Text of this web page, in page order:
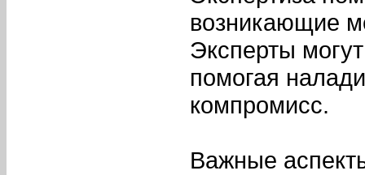
возникающие
Эксперты
помогая
компромисс.
Важные